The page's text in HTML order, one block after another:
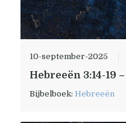
10-september-2025
Hebreeën 3:14-19
Bijbelboek:Hebreeën